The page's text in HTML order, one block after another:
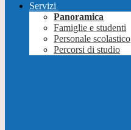
Servizi
Panoramica
Famiglie e studenti
Personale scolastico
Percorsi di studio